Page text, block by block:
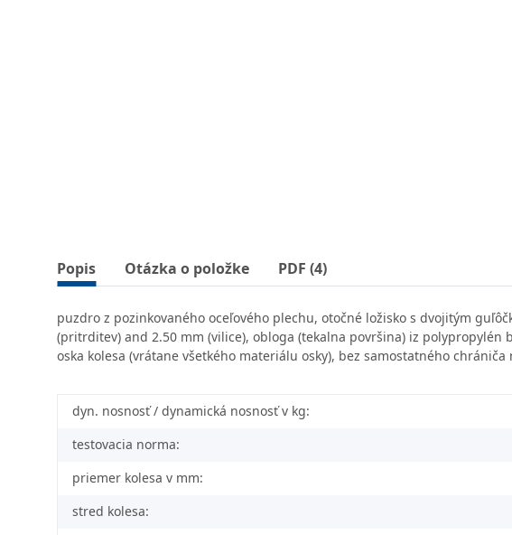
Popis Otázka o položke PDF (4)
puzdro z pozinkovaného oceľového plechu, otočné ložisko s dvojitým
(pritrditev) and 2.50 mm (vilice), obloga (tekalna površina) iz
oska kolesa (vrátane všetkého materiálu osky), bez samostatného chrániča
dyn. nosnosť / dynamická nosnosť v kg:
testovacia norma:
priemer kolesa v mm:
stred kolesa: